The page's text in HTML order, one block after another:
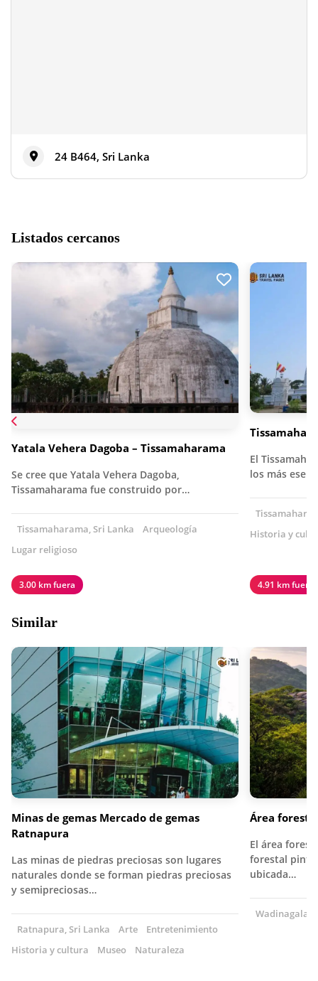
24 B464, Sri Lanka
Listados cercanos
Yatala Vehera Dagoba – Tissamaharama
Se cree que Yatala Vehera Dagoba,
Tissamaharama fue construido por…
Tissamaharama, Sri Lanka
Arqueología
Lugar religioso
3.00 km fuera
El
los más
Historia y
4.91 km fuera
Similar
Minas de gemas Mercado de gemas
Ratnapura
Las minas de piedras preciosas son lugares
naturales donde se forman piedras preciosas
y semipreciosas…
Ratnapura, Sri Lanka Arte
Entretenimiento
Historia y cultura
Museo Naturaleza
Área
El área
forestal
ubicada…
Wadinagala,